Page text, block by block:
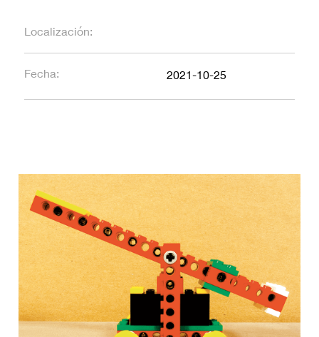
Localización:
Fecha: 2021-10-25